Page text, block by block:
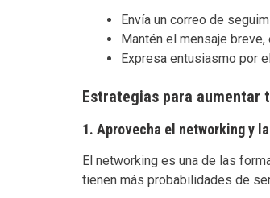
Envía un correo de
Mantén el mensaje
Expresa entusiasmo por
Estrategias para aumentar
1. Aprovecha el networking y
El networking es una de las
tienen más probabilidades de